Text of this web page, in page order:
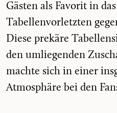
Gästen als Favorit in
Tabellenvorletzten
Diese prekäre
den umliegenden
machte sich in einer
Atmosphäre bei den